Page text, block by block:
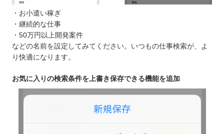
・お小遣い稼ぎ
・継続的な仕事
・50万円以上開発案件
などの名前を設定してみてください。いつもの仕事検索が、よ
り快適になります。
お気に入りの検索条件を上書き保存できる機能を追加